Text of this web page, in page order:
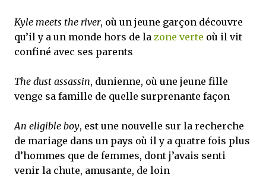
Kyle meets the river, où un jeune garçon découvre
qu’il y a un monde hors de la zone verte où il vit
confiné avec ses parents
The dust assassin, dunienne, où une jeune fille
venge sa famille de quelle surprenante façon
An eligible boy, est une nouvelle sur la recherche
de mariage dans un pays où il y a quatre fois plus
d’hommes que de femmes, dont j’avais senti
venir la chute, amusante, de loin